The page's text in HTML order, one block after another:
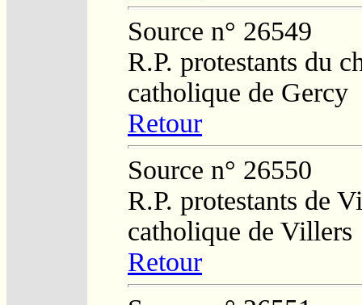
Source n° 26549
R.P. protestants du
catholique de Gercy
Retour
Source n° 26550
R.P. protestants de
catholique de Villers
Retour